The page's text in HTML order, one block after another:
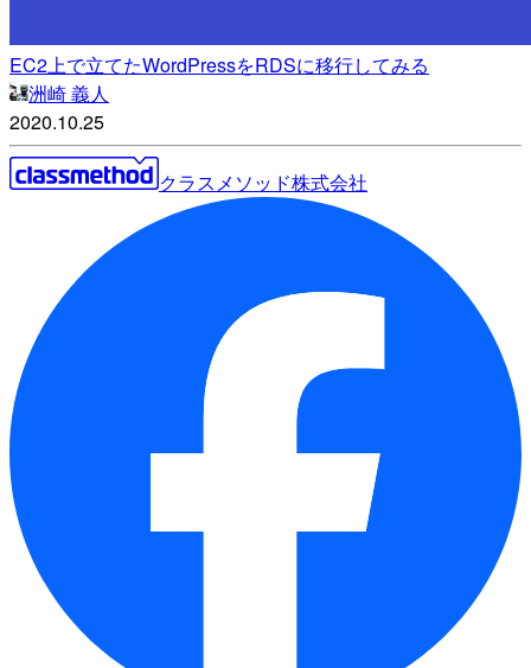
EC2上で立てたWordPressをRDSに移行してみる
洲崎 義人
2020.10.25
クラスメソッド株式会社